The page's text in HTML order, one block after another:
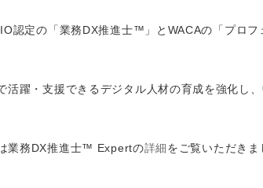
認定の「業務DX推進士™」とWACAの「プロフ
活躍・支援できるデジタル人材の育成を強化し
業務DX推進士™ Expertの詳細をご覧いただき